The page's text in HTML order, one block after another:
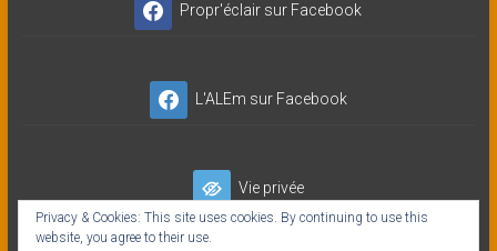
Propr'éclair sur Facebook
L'ALEm sur Facebook
Vie privée
Privacy & Cookies: This site uses cookies. By continuing to use this
website, you agree to their use.